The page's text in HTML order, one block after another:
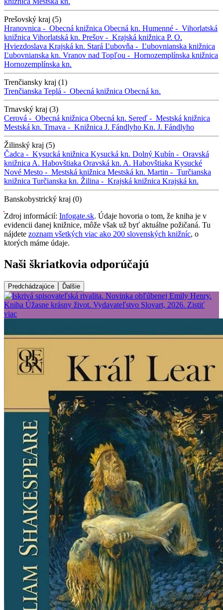
Prešovský kraj (5)
Hranovnica - Obecná knižnica Obecná kn. Humenné - Vihorlatská
knižnica Vihorlatská kn. Prešov - Krajská knižnica P. O.
Hviezdoslava Krajská kn. Stará Ľubovňa - Ľubovnianska knižnica
Ľubovnianska kn. Vranov nad Topľou - Hornozemplínska knižnica
Hornozemplínska kn.
Trenčiansky kraj (1)
Trenčianska Teplá - Obecná knižnica Obecná kn.
Trnavský kraj (3)
Cerová - Obecná knižnica Obecná kn. Sereď - Mestská knižnica
Mestská kn. Trnava - Knižnica J. Fándlyho Kn. J. Fándlyho
Žilinský kraj (5)
Čadca - Kysucká knižnica Kysucká kn. Dolný Kubín - Oravská
knižnica A. Habovštiaka Oravská kn. A. Habovštiaka Kysucké
Nové Mesto - Mestská knižnica Mestská kn. Martin - Turčianska
knižnica Turčianska kn. Žilina - Krajská knižnica Krajská kn.
Banskobystrický kraj (0)
Zdroj informácií: Infogate.sk. Údaje hovoria o tom, že kniha je v
evidencii danej knižnice, môže však už byť aktuálne požičaná. Tu
nájdete zoznam všetkých viac ako 200 slovenských knižníc, o
ktorých máme údaje.
Naši škriatkovia odporúčajú
Predchádzajúce Ďalšie